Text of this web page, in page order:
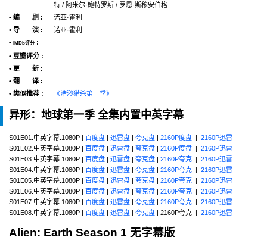
特 / 阿米尔·鲍特罗斯 / 罗恩·斯穆安伯格
• 编 剧 :
诺亚·霍利
• 导 演 :
诺亚·霍利
•
IMDb评分 :
• 豆瓣评分 :
• 更 新 :
• 翻 译 :
• 类似推荐 :
《浩渺猎杀第一季》
异形：地球第一季 全集内置中英字幕
S01E01.中英字幕.1080P | 百度盘 | 迅雷盘 | 夸克盘 | 2160P度盘 | 2160P迅雷
S01E02.中英字幕.1080P | 百度盘 | 迅雷盘 | 夸克盘 | 2160P度盘 | 2160P迅雷
S01E03.中英字幕.1080P | 百度盘 | 迅雷盘 | 夸克盘 | 2160P夸克 | 2160P迅雷
S01E04.中英字幕.1080P | 百度盘 | 迅雷盘 | 夸克盘 | 2160P夸克 | 2160P迅雷
S01E05.中英字幕.1080P | 百度盘 | 迅雷盘 | 夸克盘 | 2160P夸克 | 2160P迅雷
S01E06.中英字幕.1080P | 百度盘 | 迅雷盘 | 夸克盘 | 2160P夸克 | 2160P迅雷
S01E07.中英字幕.1080P | 百度盘 | 迅雷盘 | 夸克盘 | 2160P夸克 | 2160P迅雷
S01E08.中英字幕.1080P | 百度盘 | 迅雷盘 | 夸克盘 | 2160P夸克 | 2160P迅雷
Alien: Earth Season 1 无字幕版